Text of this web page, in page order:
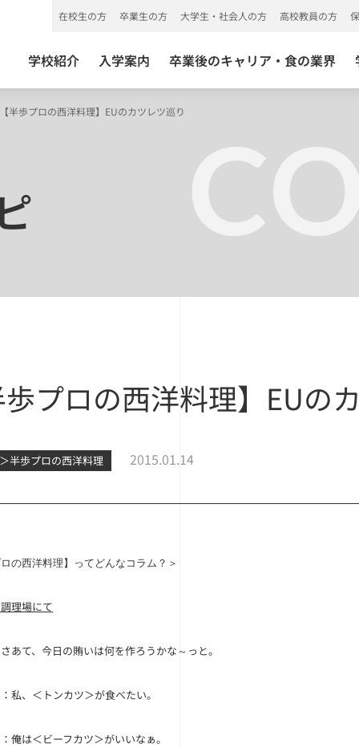
学校紹介 入学案内 卒業後のキャリア・食の業界
在校生の方 卒業生の方 大学生・社会人の方 高校教員の方
【半歩プロの西洋料理】EUのカツレツ巡り
プロの西洋料理】EUの
半歩プロの西洋料理 2015.01.14
の西洋料理】ってどんなコラム？＞
理場にて
あて、今日の賄いは何を作ろうかな～っと。
：私、＜トンカツ＞が食べたい。
：俺は＜ビーフカツ＞がいいなぁ。